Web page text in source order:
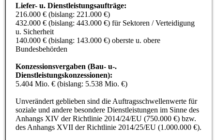
Liefer- u. Dienstleistungsaufträge:
216.000 € (bislang: 221.000 €)
432.000 € (bislang: 443.000 €) für Sektoren / Verteidigung
u. Sicherheit
140.000 € (bislang: 143.000 €) oberste u. obere
Bundesbehörden
Konzessionsvergaben (Bau- u-.
Dienstleistungskonzessionen):
5.404 Mio. € (bislang: 5.538 Mio. €)
Unverändert geblieben sind die Auftragsschwellenwerte für
soziale und andere besondere Dienstleistungen im Sinne des
Anhangs XIV der Richtlinie 2014/24/EU (750.000 €) bzw.
des Anhangs XVII der Richtlinie 2014/25/EU (1.000.000 €).